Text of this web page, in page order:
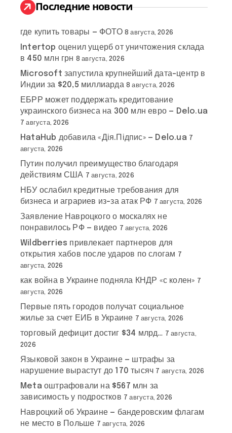
частные
компании
экспорт
безопасности
:
Последние новости
где купить товары — ФОТО 8 августа, 2026
Intertop оценил ущерб от уничтожения склада
в 450 млн грн 8 августа, 2026
Microsoft запустила крупнейший дата-центр в
Индии за $20,5 миллиарда 8 августа, 2026
ЕБРР может поддержать кредитование
украинского бизнеса на 300 млн евро — Delo.ua
7 августа, 2026
HataHub добавила «Дія.Підпис» — Delo.ua 7
августа, 2026
Путин получил преимущество благодаря
действиям США 7 августа, 2026
НБУ ослабил кредитные требования для
бизнеса и аграриев из-за атак РФ 7 августа, 2026
Заявление Навроцкого о москалях не
понравилось РФ — видео 7 августа, 2026
Wildberries привлекает партнеров для
открытия хабов после ударов по слогам 7
августа, 2026
как война в Украине подняла КНДР «с колен» 7
августа, 2026
Первые пять городов получат социальное
жилье за счет ЕИБ в Украине 7 августа, 2026
торговый дефицит достиг $34 млрд… 7 августа,
2026
Языковой закон в Украине — штрафы за
нарушение вырастут до 170 тысяч 7 августа, 2026
Meta оштрафовали на $567 млн за
зависимость у подростков 7 августа, 2026
Навроцкий об Украине — бандеровским флагам
не место в Польше 7 августа, 2026